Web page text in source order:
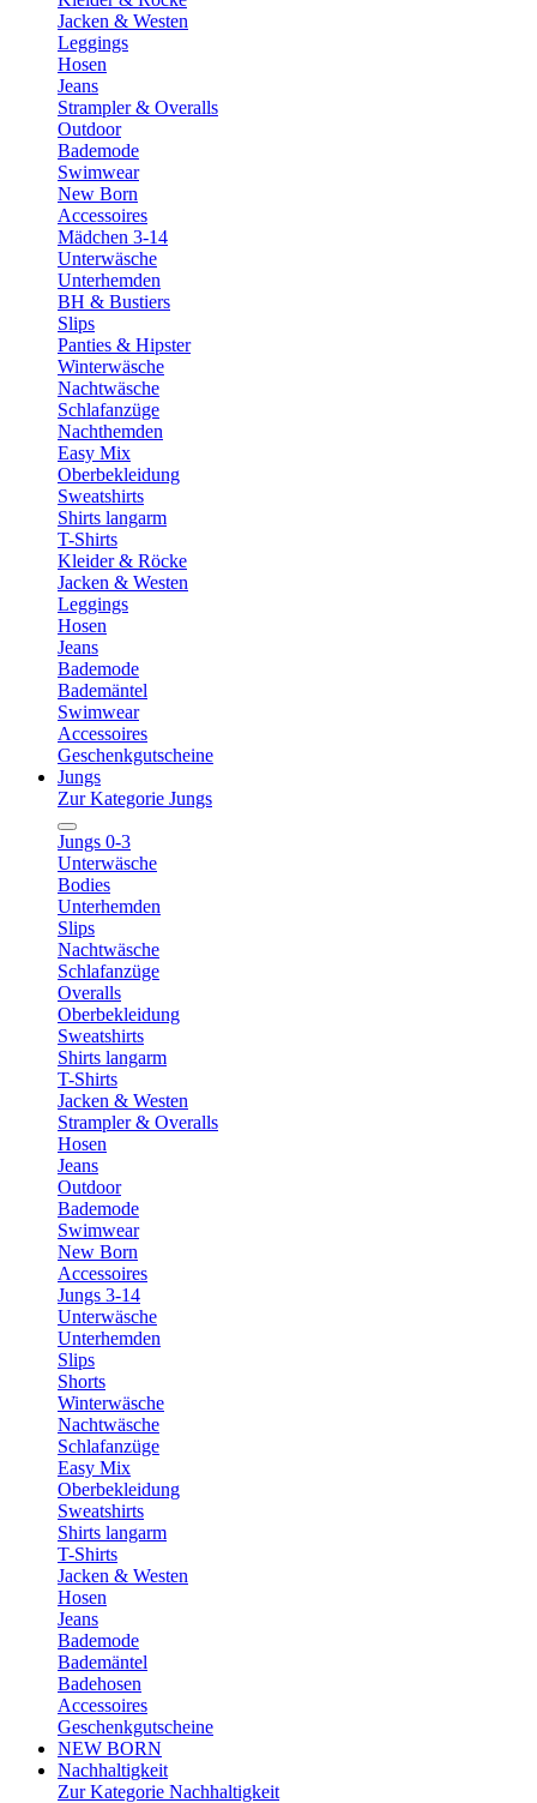
Jacken & Westen
Leggings
Hosen
Jeans
Strampler & Overalls
Outdoor
Bademode
Swimwear
New Born
Accessoires
Mädchen 3-14
Unterwäsche
Unterhemden
BH & Bustiers
Slips
Panties & Hipster
Winterwäsche
Nachtwäsche
Schlafanzüge
Nachthemden
Easy Mix
Oberbekleidung
Sweatshirts
Shirts langarm
T-Shirts
Kleider & Röcke
Jacken & Westen
Leggings
Hosen
Jeans
Bademode
Bademäntel
Swimwear
Accessoires
Geschenkgutscheine
Jungs
Zur Kategorie Jungs
Jungs 0-3
Unterwäsche
Bodies
Unterhemden
Slips
Nachtwäsche
Schlafanzüge
Overalls
Oberbekleidung
Sweatshirts
Shirts langarm
T-Shirts
Jacken & Westen
Strampler & Overalls
Hosen
Jeans
Outdoor
Bademode
Swimwear
New Born
Accessoires
Jungs 3-14
Unterwäsche
Unterhemden
Slips
Shorts
Winterwäsche
Nachtwäsche
Schlafanzüge
Easy Mix
Oberbekleidung
Sweatshirts
Shirts langarm
T-Shirts
Jacken & Westen
Hosen
Jeans
Bademode
Bademäntel
Badehosen
Accessoires
Geschenkgutscheine
NEW BORN
Nachhaltigkeit
Zur Kategorie Nachhaltigkeit